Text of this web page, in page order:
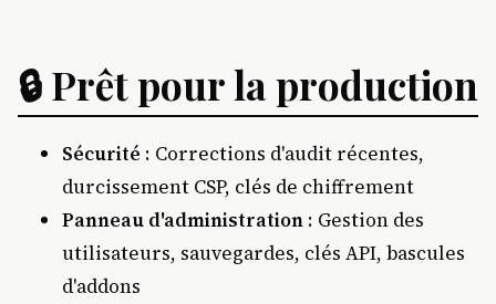
🔒 Prêt pour la production
Sécurité : Corrections d'audit récentes,
durcissement CSP, clés de chiffrement
Panneau d'administration : Gestion des
utilisateurs, sauvegardes, clés API, bascules
d'addons